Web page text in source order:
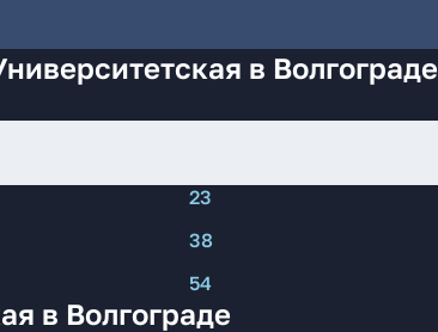
в Волгограде
23
38
54
в Волгограде